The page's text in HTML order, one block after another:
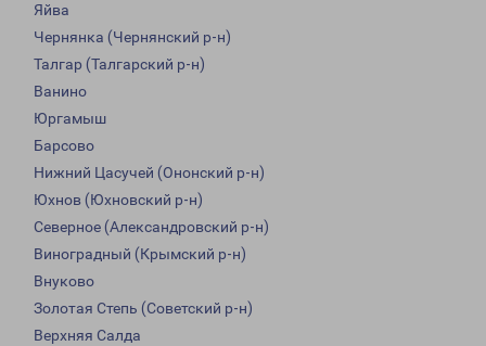
Яйва
Чернянка (Чернянский р-н)
Талгар (Талгарский р-н)
Ванино
Юргамыш
Барсово
Нижний Цасучей (Ононский р-н)
Юхнов (Юхновский р-н)
Северное (Александровский р-н)
Виноградный (Крымский р-н)
Внуково
Золотая Степь (Советский р-н)
Верхняя Салда